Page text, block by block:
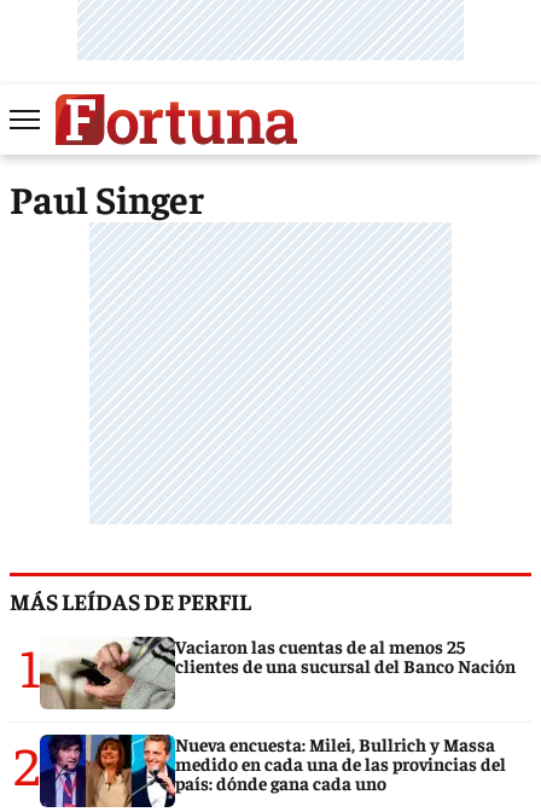
Paul Singer
MÁS LEÍDAS DE PERFIL
1
Vaciaron las cuentas de al menos 25
clientes de una sucursal del Banco Nación
2
Nueva encuesta: Milei, Bullrich y Massa
medido en cada una de las provincias del
país: dónde gana cada uno